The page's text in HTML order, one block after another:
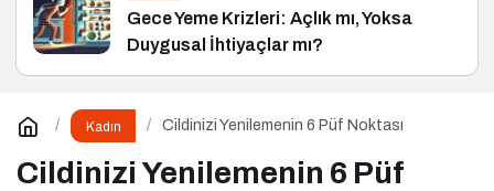
Gece Yeme Krizleri: Açlık mı, Yoksa
Duygusal İhtiyaçlar mı?
Kadın Cildinizi Yenilemenin 6 Püf Noktası
Cildinizi Yenilemenin 6 Püf